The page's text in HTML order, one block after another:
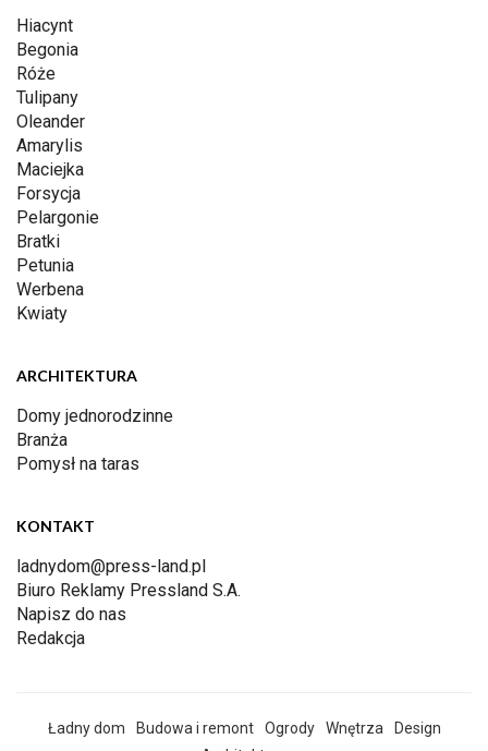
Hiacynt
Begonia
Róże
Tulipany
Oleander
Amarylis
Maciejka
Forsycja
Pelargonie
Bratki
Petunia
Werbena
Kwiaty
ARCHITEKTURA
Domy jednorodzinne
Branża
Pomysł na taras
KONTAKT
ladnydom@press-land.pl
Biuro Reklamy Pressland S.A.
Napisz do nas
Redakcja
Ładny dom Budowa i remont Ogrody Wnętrza
Design